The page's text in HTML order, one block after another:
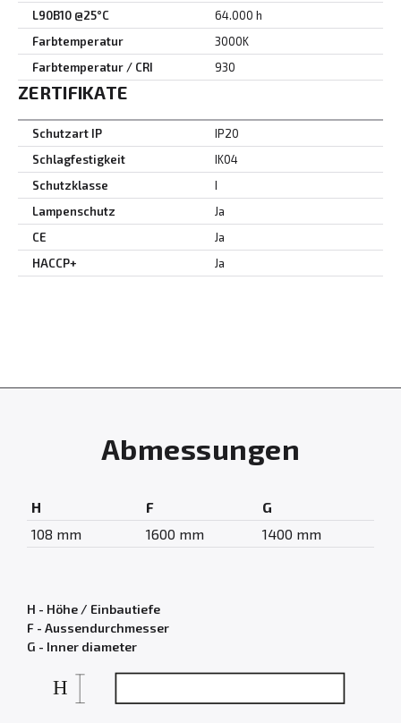
L90B10 @25°C
64.000 h
Farbtemperatur
3000K
Farbtemperatur / CRI
930
ZERTIFIKATE
Schutzart IP
IP20
Schlagfestigkeit
IK04
Schutzklasse
I
Lampenschutz
Ja
CE
Ja
HACCP+
Ja
Abmessungen
H F
G
108 mm
1600 mm 1400 mm
H - Höhe / Einbautiefe
F - Aussendurchmesser
G - Inner diameter